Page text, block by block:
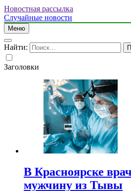
Новостная рассылка
Случайные новости
Меню
Найти:
Заголовки
В Красноярске
мужчину из Тывы